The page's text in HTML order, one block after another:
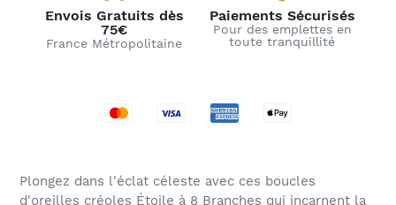
Envois Gratuits dès
75€
France Métropolitaine
Paiements Sécurisés
Pour des emplettes en
toute tranquillité
Plongez dans l'éclat céleste avec ces boucles
d'oreilles créoles Étoile à 8 Branches qui incarnent la